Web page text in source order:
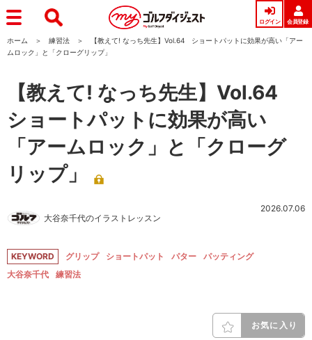
ログイン 会員登録
ホーム 練習法
【教えて! なっち先生】Vol.64 ショートパットに効果が高い「アー
ムロック」と「クローグリップ」
【教えて! なっち先生】Vol.64
ショートパットに効果が高い
「アームロック」と「クローグ
リップ」
大谷奈千代のイラストレッスン
2026.07.06
KEYWORD グリップ ショートパット パター
パッティング
大谷奈千代
練習法
お気に入り